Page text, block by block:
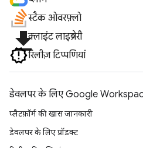
स्टैक ओवरफ़्लो
file_downloadक्लाइंट लाइब्रेरी
रिलीज़ टिप्पणियां
डेवलपर के लिए Google
प्लैटफ़ॉर्म की खास जानकारी
डेवलपर के लिए प्रॉडक्ट